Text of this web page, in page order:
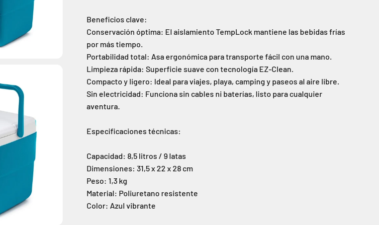
Beneficios clave:
Conservación óptima: El aislamiento TempLock mantiene las bebidas frías
por más tiempo.
Portabilidad total: Asa ergonómica para transporte fácil con una mano.
Limpieza rápida: Superficie suave con tecnología EZ-Clean.
Compacto y ligero: Ideal para viajes, playa, camping y paseos al aire libre.
Sin electricidad: Funciona sin cables ni baterías, listo para cualquier
aventura.
Especificaciones técnicas:
Capacidad: 8,5 litros / 9 latas
Dimensiones: 31,5 x 22 x 28 cm
Peso: 1,3 kg
Material: Poliuretano resistente
Color: Azul vibrante